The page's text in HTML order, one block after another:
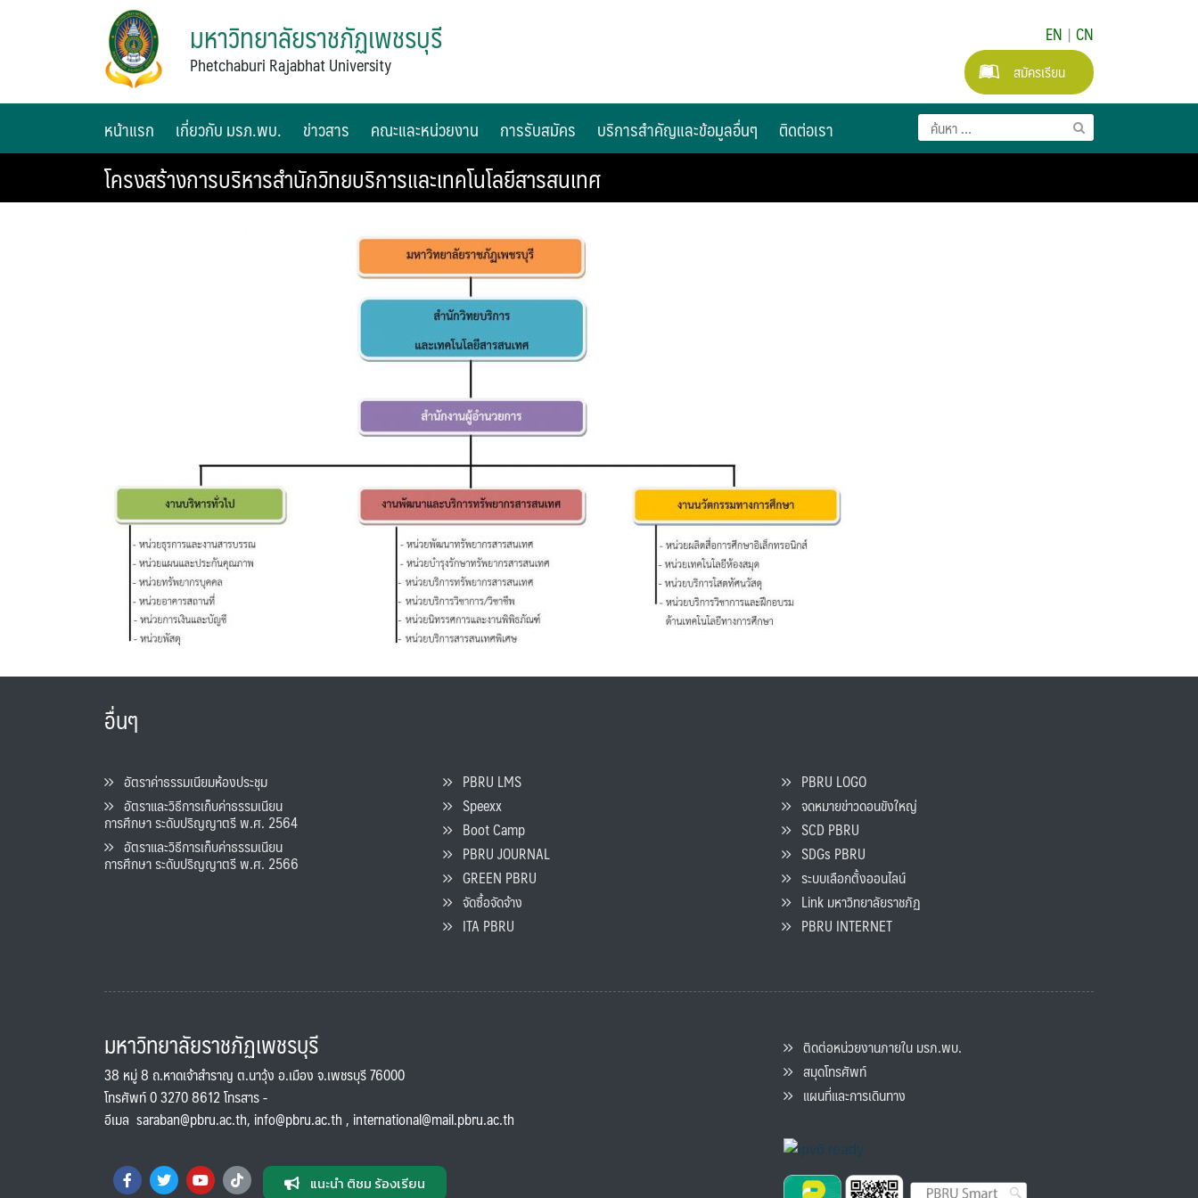
มหาวิทยาลัยราชภัฏเพชรบุรี
Phetchaburi Rajabhat University
EN | CN
สมัครเรียน
หน้าแรก เกี่ยวกับ มรภ.พบ. ข่าวสาร คณะและหน่วยงาน การรับสมัคร บริการสำคัญและข้อมูลอื่นๆ ติดต่อเรา
โครงสร้างการบริหารสำนักวิทยบริการและเทคโนโลยีสารสนเทศ
อื่นๆ
อัตราค่าธรรมเนียมห้องประชุม
อัตราและวิธีการเก็บค่าธรรมเนียน
การศึกษา ระดับปริญญาตรี พ.ศ. 2564
อัตราและวิธีการเก็บค่าธรรมเนียน
การศึกษา ระดับปริญญาตรี พ.ศ. 2566
PBRU LMS
Speexx
Boot Camp
PBRU JOURNAL
GREEN PBRU
จัดซื้อจัดจ้าง
ITA PBRU
PBRU LOGO
จดหมายข่าวดอนขังใหญ่
SCD PBRU
SDGs PBRU
ระบบเลือกตั้งออนไลน์
Link มหาวิทยาลัยราชภัฏ
PBRU INTERNET
มหาวิทยาลัยราชภัฏเพชรบุรี
38 หมู่ 8 ถ.หาดเจ้าสำราญ ต.นาวุ้ง อ.เมือง จ.เพชรบุรี 76000
โทรศัพท์ 0 3270 8612 โทรสาร -
อีเมล saraban@pbru.ac.th, info@pbru.ac.th, international@mail.pbru.ac.th
แนะนำ ติชม ร้องเรียน
ติดต่อหน่วยงานภายใน มรภ.พบ.
สมุดโทรศัพท์
แผนที่และการเดินทาง